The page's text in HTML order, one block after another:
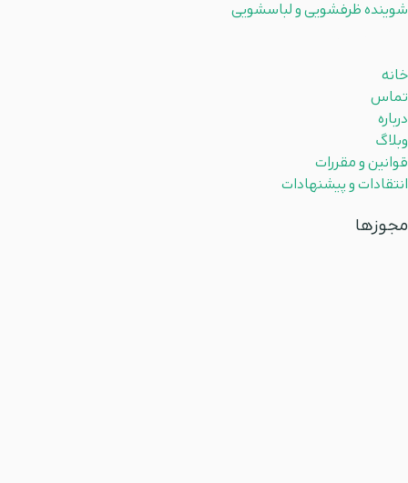
شوینده ظرفشویی و لباسشویی
خانه
تماس
درباره
وبلاگ
قوانین و مقررات
انتقادات و پیشنهادات
مجوزها